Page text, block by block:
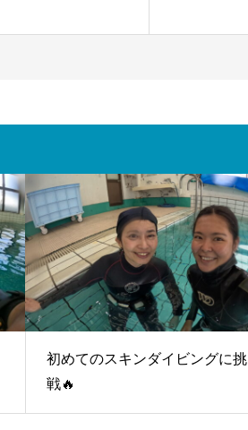
初めてのスキンダイビングに挑
戦🔥